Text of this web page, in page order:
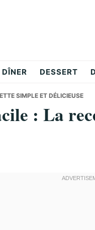
DÎNER DESSERT
SIMPLE ET DÉLICIEUSE
: La